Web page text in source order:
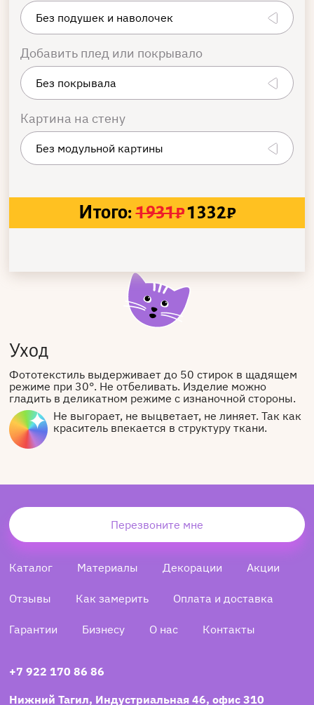
Добавить плед или покрывало
Картина на стену
Итого: 1931₽1332₽
Уход
Фототекстиль выдерживает до 50 стирок в щадящем
режиме при 30°. Не отбеливать. Изделие можно
гладить в деликатном режиме с изнаночной стороны.
Не выгорает, не выцветает, не линяет. Так как
краситель впекается в структуру ткани.
Перезвоните мне
Каталог Материалы Декорации Акции
Отзывы Как замерить Оплата и доставка
Гарантии Бизнесу О нас Контакты
+7 922 170 86 86
Нижний Тагил, Индустриальная 46, офис 310